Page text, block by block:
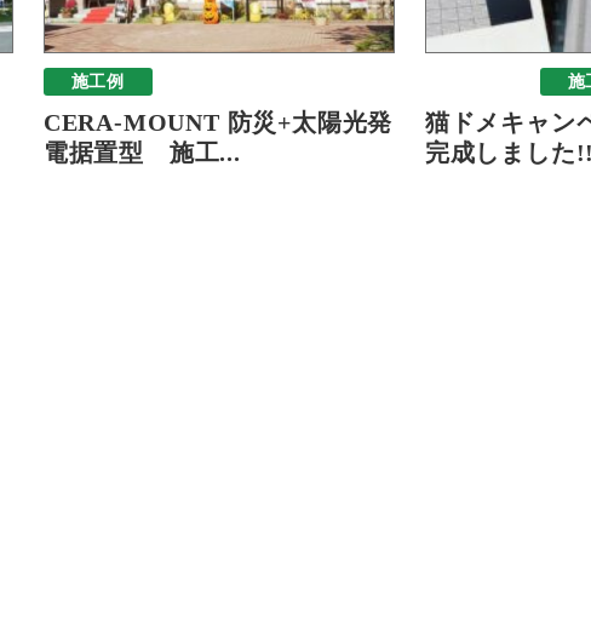
施工例
CERA-MOUNT 防災+太陽光発
電据置型 施工...
施
猫ドメキャン
完成しました!!